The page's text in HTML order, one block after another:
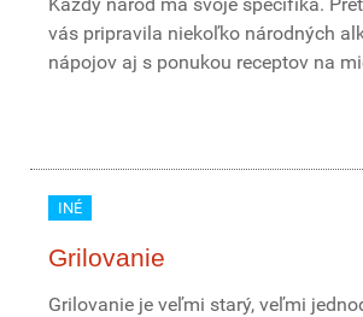
vás pripravila niekoľko národných
nápojov aj s ponukou receptov na
INÉ
Grilovanie
Grilovanie je veľmi starý, veľmi